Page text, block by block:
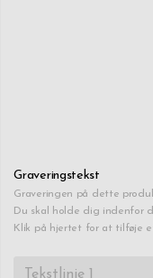
Graveringstekst
Graveringen på dette
Du skal holde dig indenfor
Klik på hjertet for at tilføje